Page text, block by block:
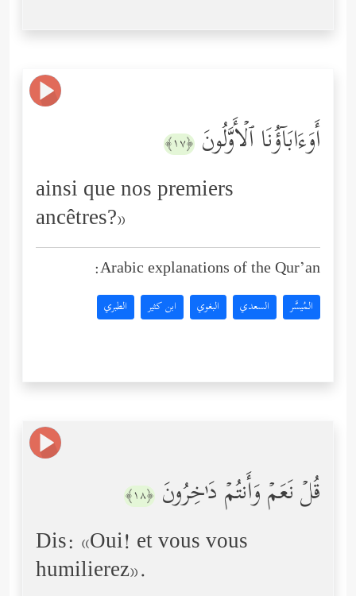
أَوَءَابَاۤؤُنَا ٱلۡأَوَّلُونَ ﴿١٧﴾
ainsi que nos premiers
ancêtres?»
Arabic explanations of the Qur’an:
المُيسَّر السعدي البغوي ابن كثير الطبري
قُلۡ نَعَمۡ وَأَنتُمۡ دَ ٰ⁠خِرُونَ ﴿١٨﴾
Dis: «Oui! et vous vous
humilierez».